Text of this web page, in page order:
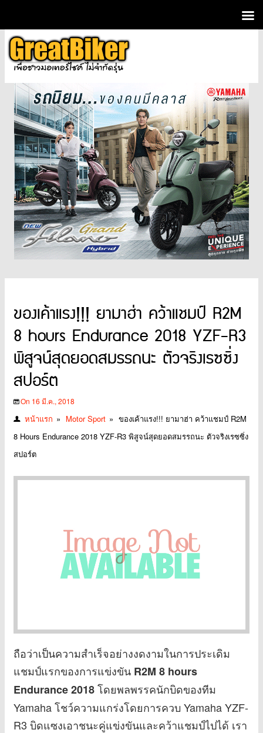
ของเค้าแรง!!! ยามาฮ่า คว้าแชมป์ R2M
8 hours Endurance 2018 YZF-R3
พิสูจน์สุดยอดสมรรถนะ ตัวจริงเรซซิ่ง
สปอร์ต
On 16 มี.ค., 2018
หน้าแรก » Motor Sport » ของเค้าแรง!!! ยามาฮ่า คว้าแชมป์ R2M
8 Hours Endurance 2018 YZF-R3 พิสูจน์สุดยอดสมรรถนะ ตัวจริงเรซซิ่ง
สปอร์ต
ถือว่าเป็นความสำเร็จอย่างงดงามในการประเดิม
แชมป์แรกของการแข่งขัน R2M 8 hours
Endurance 2018โดยพลพรรคนักบิดของทีม
Yamaha โชว์ความแกร่งโดยการควบ Yamaha YZF-
R3 บิดแซงเอาชนะคู่แข่งขันและคว้าแชมป์ไปได้ เรา